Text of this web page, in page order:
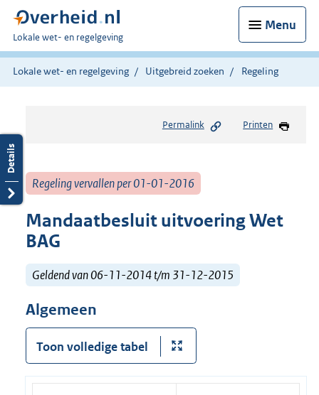
Menu
U
bent
hier:
Lokale wet- en regelgeving
Lokale wet- en regelgeving Uitgebreid zoeken Regeling
Permalink Printen
Regeling vervallen per 01-01-2016
Mandaatbesluit uitvoering Wet
BAG
Geldend van 06-11-2014 t/m 31-12-2015
Algemeen
Toon volledige tabel